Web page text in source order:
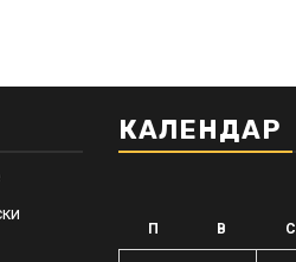
КАЛЕНДАР
П В С